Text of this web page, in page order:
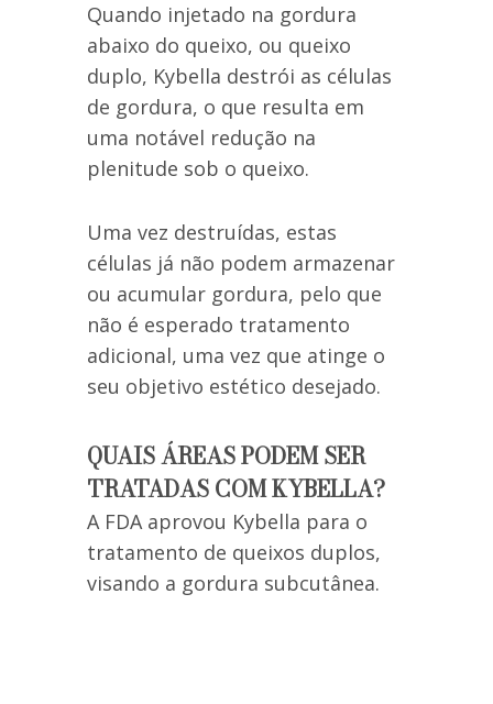
Quando injetado na gordura
abaixo do queixo, ou queixo
duplo, Kybella destrói as células
de gordura, o que resulta em
uma notável redução na
plenitude sob o queixo.
Uma vez destruídas, estas
células já não podem armazenar
ou acumular gordura, pelo que
não é esperado tratamento
adicional, uma vez que atinge o
seu objetivo estético desejado.
QUAIS ÁREAS PODEM SER
TRATADAS COM KYBELLA?
A FDA aprovou Kybella para o
tratamento de queixos duplos,
visando a gordura subcutânea.